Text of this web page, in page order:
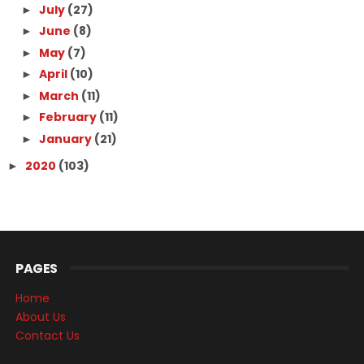
► July (27)
► June (8)
► May (7)
► April (10)
► March (11)
► February (11)
► January (21)
► 2020 (103)
PAGES
Home
About Us
Contact Us